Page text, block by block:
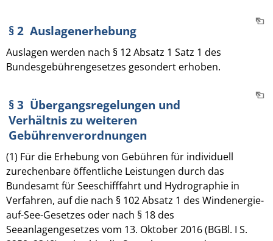
§ 2 Auslagenerhebung
Auslagen werden nach § 12 Absatz 1 Satz 1 des
Bundesgebührengesetzes gesondert erhoben.
§ 3 Übergangsregelungen und
Verhältnis zu weiteren
Gebührenverordnungen
(1) Für die Erhebung von Gebühren für individuell
zurechenbare öffentliche Leistungen durch das
Bundesamt für Seeschifffahrt und Hydrographie in
Verfahren, auf die nach § 102 Absatz 1 des Windenergie-
auf-See-Gesetzes oder nach § 18 des
Seeanlagengesetzes vom 13. Oktober 2016 (BGBl. I S.